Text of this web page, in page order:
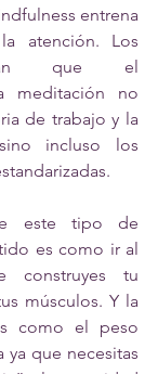
entrena
atención. Los
que el
meditación no
de trabajo y la
incluso los
este tipo de
es como ir al
construyes tu
músculos. Y la
como el peso
ya que necesitas